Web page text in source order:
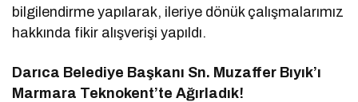
bilgilendirme yapılarak, ileriye dönük çalışmalarımız
hakkında fikir alışverişi yapıldı.
Darıca Belediye Başkanı Sn. Muzaffer Bıyık’ı
Marmara Teknokent’te Ağırladık!